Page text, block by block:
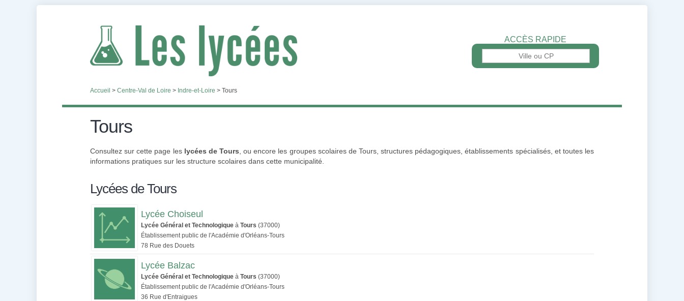
ACCÈS RAPIDE
Accueil > Centre-Val de Loire > Indre-et-Loire > Tours
Tours
Consultez sur cette page les lycées de Tours , ou encore les groupes scolaires de Tours, structures pédagogiques, établissements spécialisés, et toutes les
informations pratiques sur les structure scolaires dans cette municipalité.
Lycées de Tours
Lycée Choiseul
Lycée Général et Technologique à Tours (37000)
Établissement public de l'Académie d'Orléans-Tours
78 Rue des Douets
Lycée Balzac
Lycée Général et Technologique à Tours (37000)
Établissement public de l'Académie d'Orléans-Tours
36 Rue d'Entraigues